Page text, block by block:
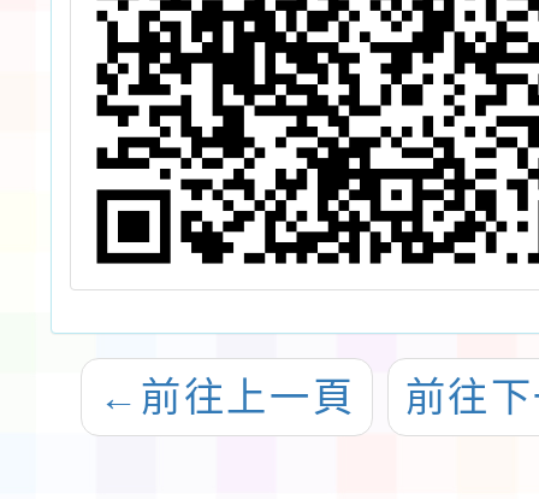
← 前往上一頁 前往